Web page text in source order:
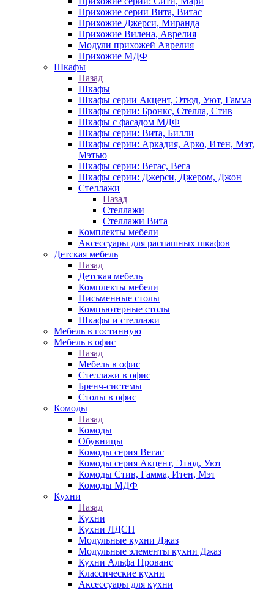
Прихожие серии Вита, Витас
Прихожие Джерси, Миранда
Прихожие Вилена, Аврелия
Модули прихожей Аврелия
Прихожие МДФ
Шкафы
Назад
Шкафы
Шкафы серии Акцент, Этюд, Уют, Гамма
Шкафы серии: Бронкс, Стелла, Стив
Шкафы с фасадом МДФ
Шкафы серии: Вита, Билли
Шкафы серии: Аркадия, Арко, Итен, Мэт,
Мэтью
Шкафы серии: Вегас, Вега
Шкафы серии: Джерси, Джером, Джон
Стеллажи
Назад
Стеллажи
Стеллажи Вита
Комплекты мебели
Аксессуары для распашных шкафов
Детская мебель
Назад
Детская мебель
Комплекты мебели
Письменные столы
Компьютерные столы
Шкафы и стеллажи
Мебель в гостинную
Мебель в офис
Назад
Мебель в офис
Стеллажи в офис
Бренч-системы
Столы в офис
Комоды
Назад
Комоды
Обувницы
Комоды серия Вегас
Комоды серия Акцент, Этюд, Уют
Комоды Стив, Гамма, Итен, Мэт
Комоды МДФ
Кухни
Назад
Кухни
Кухни ЛДСП
Модульные кухни Джаз
Модульные элементы кухни Джаз
Кухни Альфа Прованс
Классические кухни
Аксессуары для кухни